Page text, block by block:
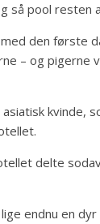
så pool resten
den første
– og pigerne
kvinde,
delte
endnu en